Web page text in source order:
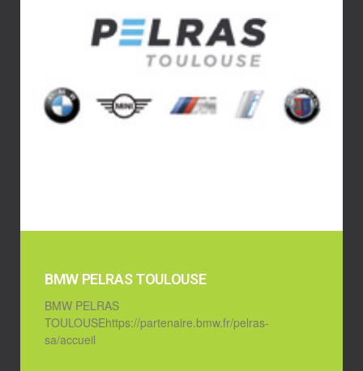
BMW PELRAS TOULOUSE
BMW PELRAS
TOULOUSEhttps://partenaire.bmw.fr/pelras-
sa/accueil